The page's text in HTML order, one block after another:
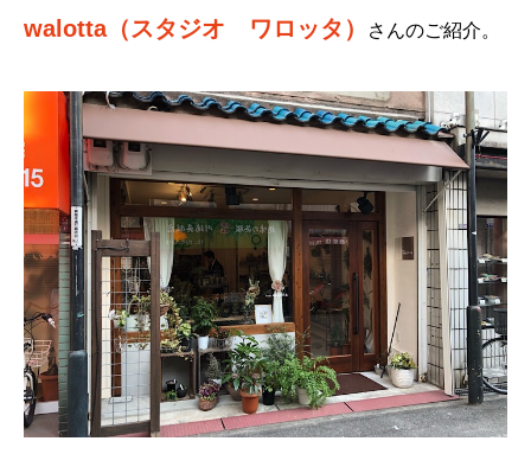
walotta（スタジオ ワロッタ）
さんのご紹介。